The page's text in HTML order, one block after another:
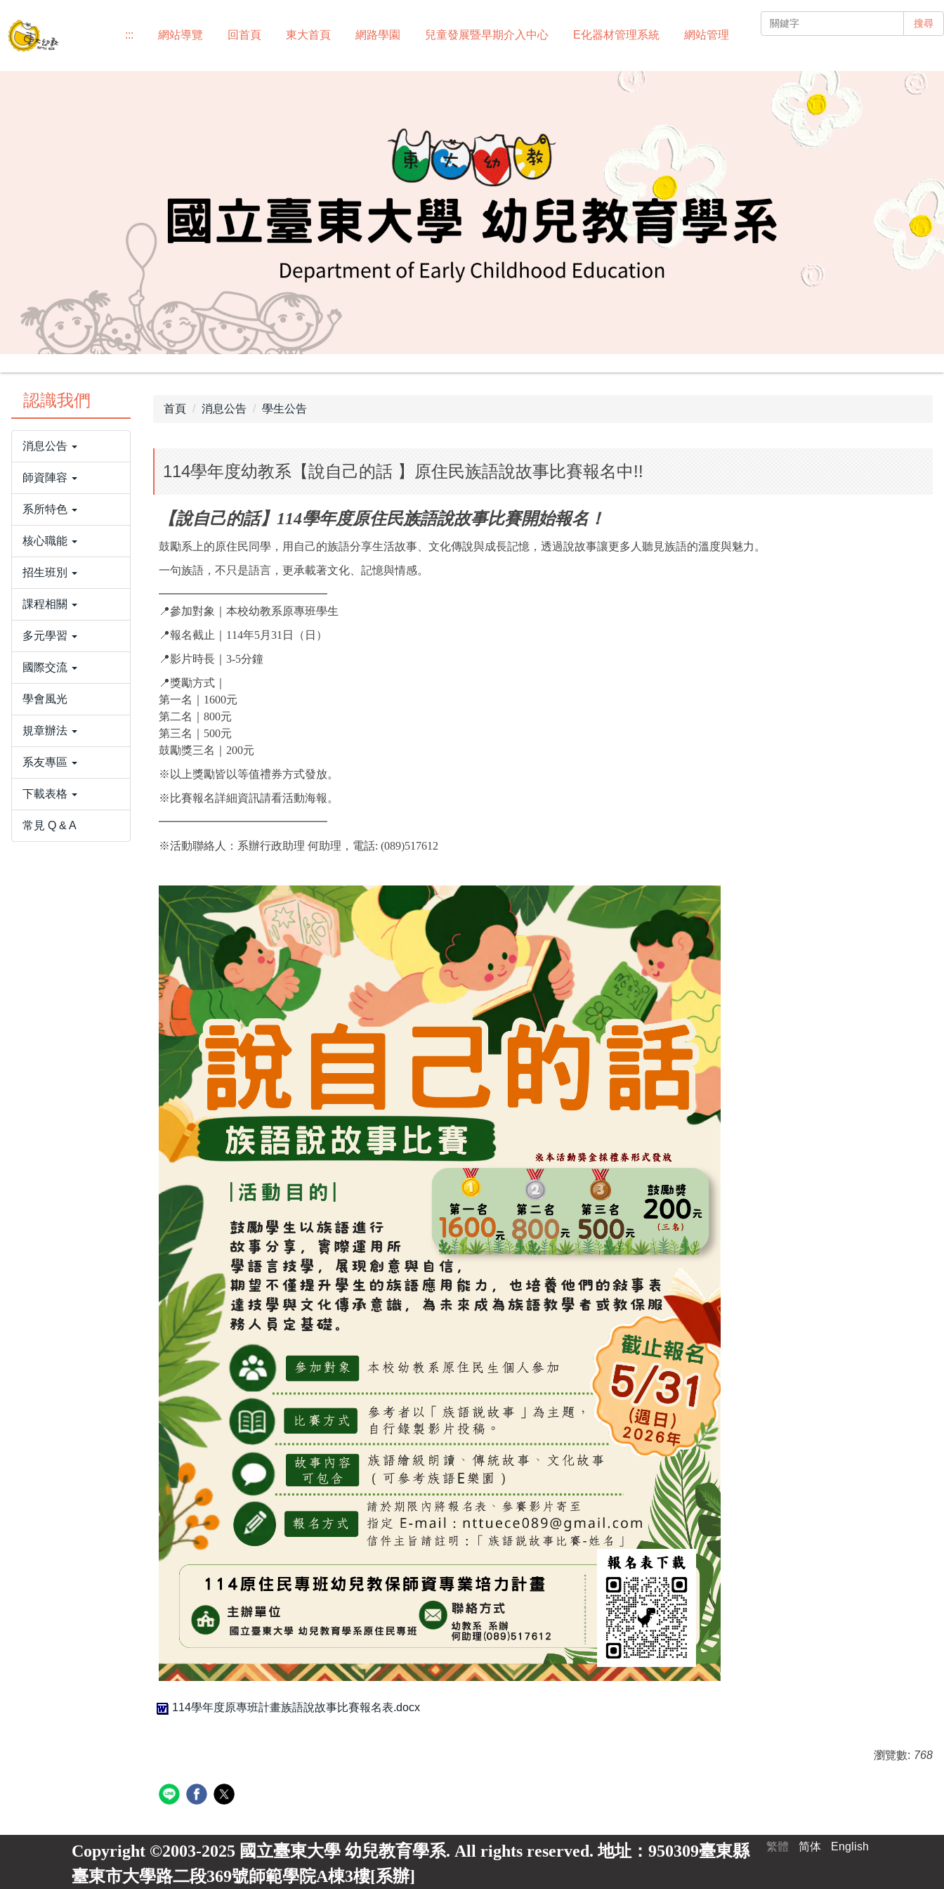
到
主
搜尋
::: 網站導覽 回首頁 東大首頁 網路學園 兒童發展暨早期介入中心 E化器材管理系統 網站管理
認識我們
消息公告
師資陣容
系所特色
核心職能
招生班別
課程相關
多元學習
國際交流
學會風光
規章辦法
系友專區
下載表格
常見 Q & A
首頁 消息公告 學生公告
114學年度幼教系【說自己的話 】原住民族語說故事比賽報名中!!
【說自己的話】114學年度原住民族語說故事比賽開始報名！
鼓勵系上的原住民同學，用自己的族語分享生活故事、文化傳說與成長記憶，透過說故事讓更多人聽見族語的溫度與魅力。
一句族語，不只是語言，更承載著文化、記憶與情感。
━━━━━━━━━━━━━━━
📍參加對象｜本校幼教系原專班學生
📍報名截止｜114年5月31日（日）
📍影片時長｜3-5分鐘
📍獎勵方式｜
第一名｜1600元
第二名｜800元
第三名｜500元
鼓勵獎三名｜200元
※以上獎勵皆以等值禮券方式發放。
※比賽報名詳細資訊請看活動海報。
━━━━━━━━━━━━━━━
※活動聯絡人：系辦行政助理 何助理，電話: (089)517612
114學年度原專班計畫族語說故事比賽報名表.docx
瀏覽數: 768
繁體 简体 English
Copyright ©2003-2025 國立臺東大學 幼兒教育學系. All rights reserved. 地址：950309臺東縣
臺東市大學路二段369號師範學院A棟3樓[系辦]